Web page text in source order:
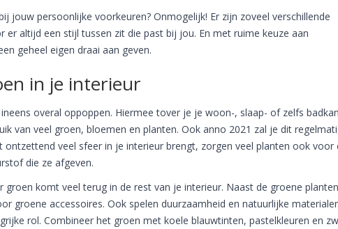
jouw persoonlijke voorkeuren? Onmogelijk! Er zijn zoveel verschillende
altijd een stijl tussen zit die past bij jou. En met ruime keuze aan
geheel eigen draai aan geven.
in je interieur
ineens overal oppoppen. Hiermee tover je je woon-, slaap- of zelfs
van veel groen, bloemen en planten. Ook anno 2021 zal je dit
veel sfeer in je interieur brengt, zorgen veel planten ook voor
die ze afgeven.
groen komt veel terug in de rest van je interieur. Naast de groene
groene accessoires. Ook spelen duurzaamheid en natuurlijke
rol. Combineer het groen met koele blauwtinten, pastelkleuren en